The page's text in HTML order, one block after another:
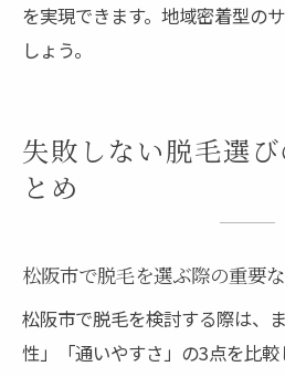
を実現できます。地域密着型の
しょう。
失敗しない脱毛選
とめ
松阪市で脱毛を選ぶ際の重要
松阪市で脱毛を検討する際は、
性」「通いやすさ」の3点を比